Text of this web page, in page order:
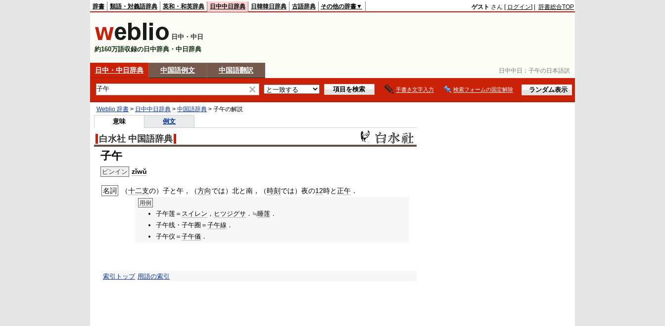
日中中日： 子午の日本語訳
辞書 類語・対義語辞典 英和・和英辞典 日中中日辞典 日韓韓日辞典 古語辞典 その他の辞書▼ ゲスト さん [ ログイン] | 辞書総合TOP
日中・中日
約160万語収録の日中辞典・中日辞典
日中・中日辞典 中国語例文 中国語翻訳
手書き文字入力 検索フォームの固定解除
Weblio 辞書 > 日中中日辞典 > 中国語辞典 > 子午の解説
意味 例文
白水社 中国語辞典
子午
ピンイン zǐwǔ
名詞 （十二支の）子と午，（方向では）北と南，（時刻 では）夜の12時と正午 ．
用例
子午莲＝ スイレン ， ヒツジグサ ．≒睡莲 ．
子午线・子午圈＝ 子午線 ．
子午仪＝ 子午儀 ．
索引トップ 用語の索引